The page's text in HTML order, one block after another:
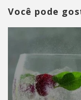
Você pode